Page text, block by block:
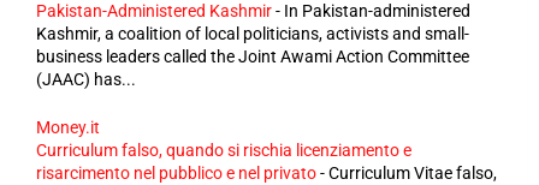
Pakistan-Administered Kashmir- In Pakistan-administered
Kashmir, a coalition of local politicians, activists and small-
business leaders called the Joint Awami Action Committee
(JAAC) has...
Money.it
Curriculum falso, quando si rischia licenziamento e
risarcimento nel pubblico e nel privato-Curriculum Vitae falso,